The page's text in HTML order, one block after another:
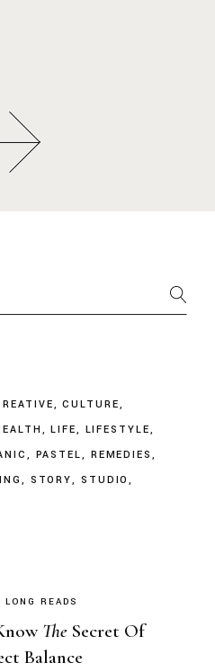
CULTURE
LIFE
LIFESTYLE
PASTEL
REMEDIES
STORY
STUDIO
LONG READS
The Secret Of
Balance